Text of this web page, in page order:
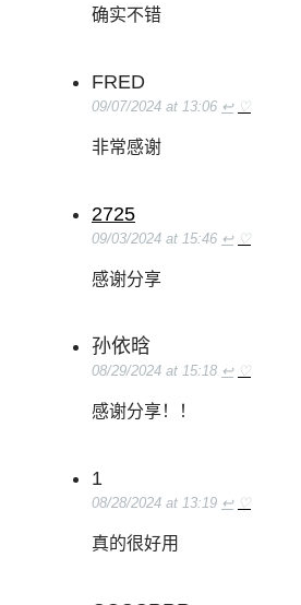
确实不错
FRED
09/07/2024 at 13:06 ↩ ♡
非常感谢
2725
09/03/2024 at 15:46 ↩ ♡
感谢分享
孙依晗
08/29/2024 at 15:18 ↩ ♡
感谢分享！！
1
08/28/2024 at 13:19 ↩ ♡
真的很好用